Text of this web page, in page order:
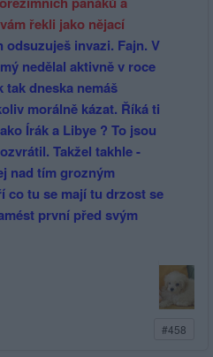
řekli jako nějací
odsuzuješ invazi. Fajn. V
nedělal aktivně v roce
tak dneska nemáš
morálně kázat. Říká ti
Írák a Libye ? To jsou
Takžel takhle -
nad tím grozným
co tu se mají tu drzost se
první před svým
#458